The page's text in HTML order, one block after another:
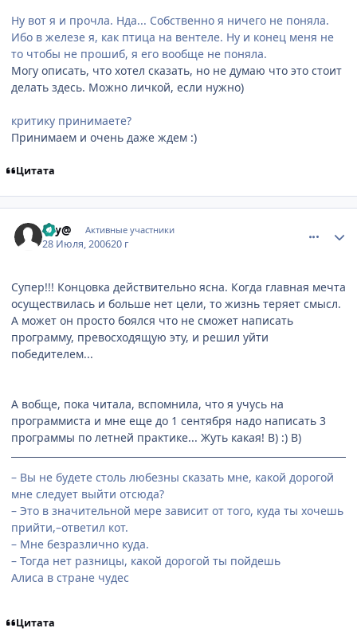
Ну вот я и прочла. Нда... Собственно я ничего не поняла.
Ибо в железе я, как птица на вентеле. Ну и конец меня не
то чтобы не прошиб, я его вообще не поняла.
Могу описать, что хотел сказать, но не думаю что это стоит
делать здесь. Можно личкой, если нужно)
критику принимаете?
Принимаем и очень даже ждем :)
Цитата
Fey@ Активные участники
28 Июля, 200620 г
Супер!!! Концовка действительно ясна. Когда главная мечта
осуществилась и больше нет цели, то жизнь теряет смысл.
А может он просто боялся что не сможет написать
программу, превосходящую эту, и решил уйти
победителем...
А вобще, пока читала, вспомнила, что я учусь на
программиста и мне еще до 1 сентября надо написать 3
программы по летней практике... Жуть какая! B) :) B)
– Вы не будете столь любезны сказать мне, какой дорогой
мне следует выйти отсюда?
– Это в значительной мере зависит от того, куда ты хочешь
прийти,–ответил кот.
– Мне безразлично куда.
– Тогда нет разницы, какой дорогой ты пойдешь
Алиса в стране чудес
Цитата